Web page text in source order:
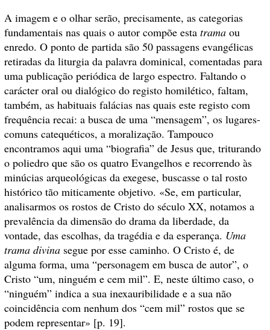
A imagem e o olhar serão, precisamente, as categorias
fundamentais nas quais o autor compõe esta trama ou
enredo. O ponto de partida são 50 passagens evangélicas
retiradas da liturgia da palavra dominical, comentadas para
uma publicação periódica de largo espectro. Faltando o
carácter oral ou dialógico do registo homilético, faltam,
também, as habituais falácias nas quais este registo com
frequência recai: a busca de uma “mensagem”, os lugares-
comuns catequéticos, a moralização. Tampouco
encontramos aqui uma “biografia” de Jesus que, triturando
o poliedro que são os quatro Evangelhos e recorrendo às
minúcias arqueológicas da exegese, buscasse o tal rosto
histórico tão miticamente objetivo. «Se, em particular,
analisarmos os rostos de Cristo do século XX, notamos a
prevalência da dimensão do drama da liberdade, da
vontade, das escolhas, da tragédia e da esperança. Uma
trama divina segue por esse caminho. O Cristo é, de
alguma forma, uma “personagem em busca de autor”, o
Cristo “um, ninguém e cem mil”. E, neste último caso, o
“ninguém” indica a sua inexauribilidade e a sua não
coincidência com nenhum dos “cem mil” rostos que se
podem representar» [p. 19].